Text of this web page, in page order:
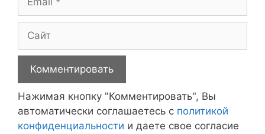
Сайт
Нажимая кнопку "Комментировать", Вы
автоматически соглашаетесь с политикой
конфиденциальности и даете свое согласие